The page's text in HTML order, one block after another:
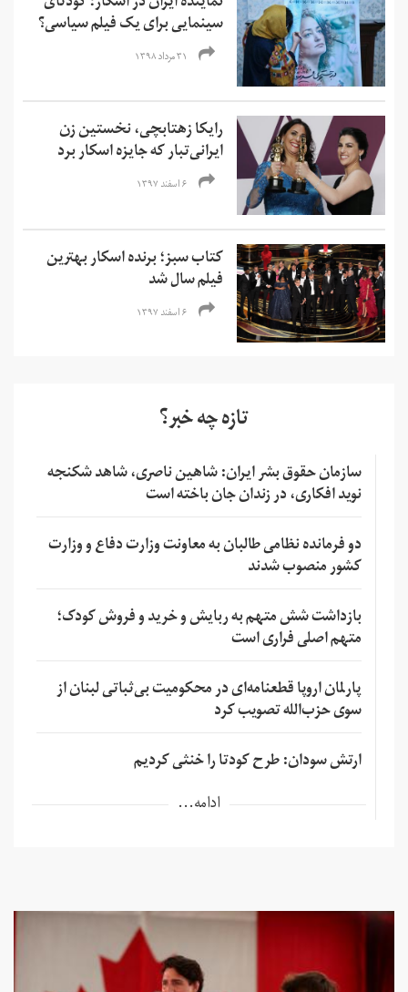
سینمایی برای یک فیلم سیاسی؟
۳۱ مرداد ۱۳۹۸
رایکا زهتابچی، نخستین زن
ایرانی‌تبار که جایزه اسکار برد
۶ اسفند ۱۳۹۷
کتاب سبز؛ برنده اسکار بهترین
فیلم سال شد
۶ اسفند ۱۳۹۷
تازه چه خبر؟
سازمان حقوق بشر ایران: شاهین ناصری، شاهد شکنجه
نوید افکاری، در زندان جان باخته است
دو فرمانده نظامی طالبان به معاونت وزارت دفاع و وزارت
کشور منصوب شدند
بازداشت شش متهم به ربایش و خرید و فروش کودک؛
متهم اصلی فراری است
پارلمان اروپا قطعنامه‌ای در محکومیت بی‌ثباتی لبنان از
سوی حزب‌الله تصویب کرد
ارتش سودان: طرح کودتا را خنثی کردیم
ادامه...